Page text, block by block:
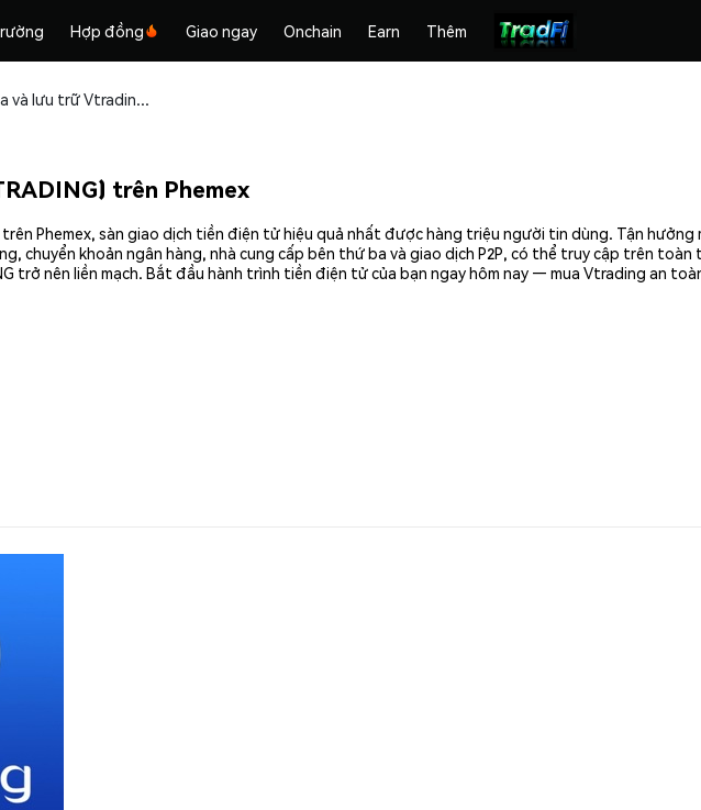
Hợp đồng Giao ngay Onchain Earn Thêm
Mua và lưu trữ Vtrading (VTRADING) an toàn
trên Phemex
trên Phemex, sàn giao dịch tiền điện tử hiệu quả nhất được hàng triệu người tin dùng. Tận
chuyển khoản ngân hàng, nhà cung cấp bên thứ ba và giao dịch P2P, có thể truy cập trên
trở nên liền mạch. Bắt đầu hành trình tiền điện tử của bạn ngay hôm nay — mua Vtrading an